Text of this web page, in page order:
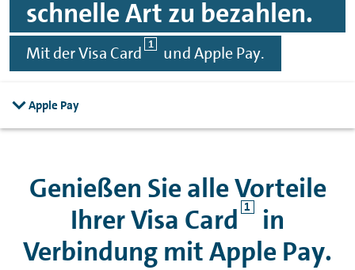
schnelle Art zu bezahlen.
Mit der Visa Card 1 undApple Pay.
Apple Pay
Genießen Sie alle Vorteile
Ihrer Visa Card 1
in
Verbindung mitApple Pay.